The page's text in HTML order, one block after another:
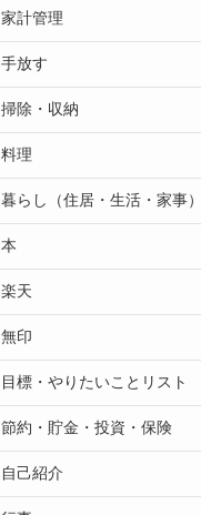
家計管理
手放す
掃除・収納
料理
暮らし（住居・生活・家事）
本
楽天
無印
目標・やりたいことリスト
節約・貯金・投資・保険
自己紹介